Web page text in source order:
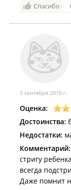
Спасибо
3 сентября 2018 г.
Оценка:
Достоинства:
Недостатки:
Комментарий:
стригу
всегда
Даже помнит